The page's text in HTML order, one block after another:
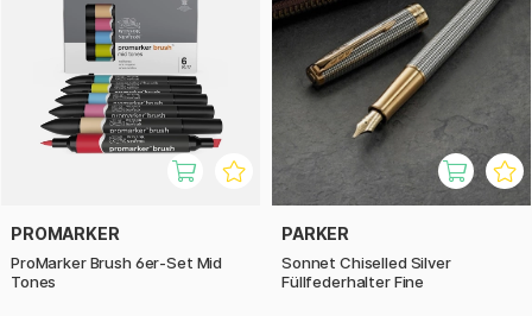
PROMARKER
ProMarker Brush 6er-Set Mid
Tones
PARKER
Sonnet Chiselled Silver
Füllfederhalter Fine